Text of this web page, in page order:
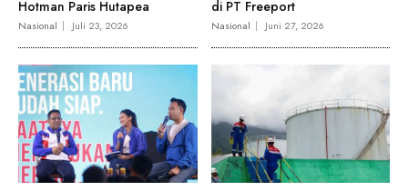
Hotman Paris Hutapea
Nasional Juli 23, 2026
di PT Freeport
Nasional Juni 27, 2026